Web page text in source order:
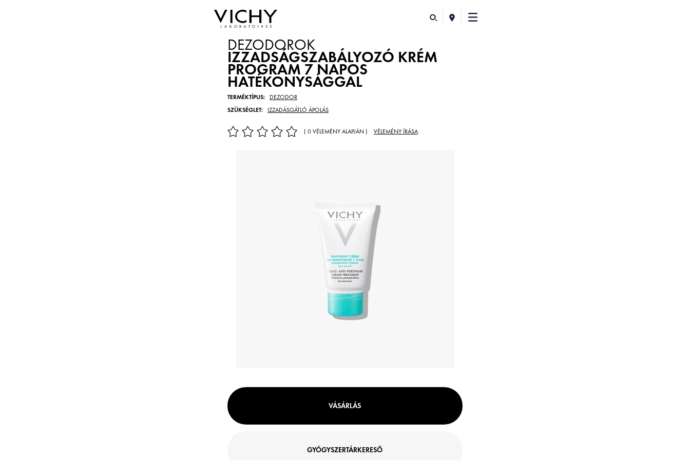
DEZODOROK
IZZADSÁGSZABÁLYOZÓ KRÉM
PROGRAM 7 NAPOS
HATÉKONYSÁGGAL
TERMÉKTÍPUS:
DEZODOR
SZÜKSÉGLET:
IZZADÁSGÁTLÓ ÁPOLÁS
( 0 VÉLEMÉNY ALAPJÁN ) VÉLEMÉNY ÍRÁSA
VÁSÁRLÁS
GYÓGYSZERTÁRKERESŐ